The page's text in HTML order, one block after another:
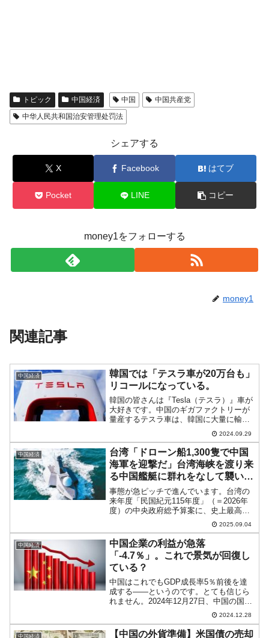
トピック 中国経済 中国
中国共産党
中华人民共和国治安管理处罚法
シェアする
X Facebook はてブ
Pocket LINE コピー
money1をフォローする
money1
関連記事
中国経済
韓国では「テスラ車が20万台も」
リコールになっている。
韓国の皆さんは『Tesla（テスラ）』車が
大好きです。中国のギガファクトリーが
量産するテスラ車は、韓国に大量に輸入
されています。それはいいのですが、実
はテスラ車はリコールがとても多いので
す。2024年01～08月累計で、韓国内にお
けるリコー...
2024.09.29
中国経済
台湾「ドローン船1,300隻で中国
海軍を迎撃だ」台湾海峡を渡り来
る中国艦艇に群れをなして襲いか
かる
事態が急ピッチで進んでいます。台湾の
来年度「民国紀元115年度」（＝2026年
度）の中央政府総予算案に、史上最高額
の国防予算「9,495億台湾元」が計上され
ています。興味深いのは、この国防予算
の中に「ドローン船：1,300隻」の調達が
記載さ...
2025.09.04
中国経済
中国企業の利益が急落
「-4.7％」。これで景気が回復し
ている？
中国はこれでもGDP成長率5％前後を達
成する――というのです。とても信じら
れません。2024年12月27日、中国の国家
統計局が「2024年1—11月份全国规模以
上工业企业利润下降4.7％」（2024年1～
11月 全国規模以上工業企業の経済デ...
2024.12.28
中国経済
【中国の外貨準備】米国債の売却